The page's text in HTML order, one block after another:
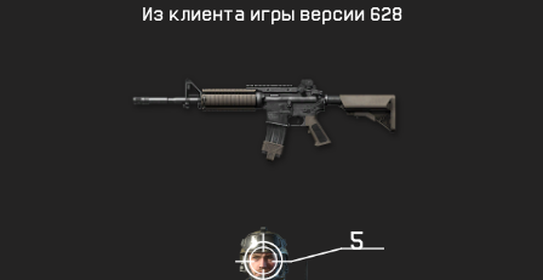
Из клиента игры версии 628
5